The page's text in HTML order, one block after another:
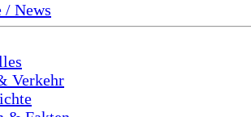
/ News
Verkehr